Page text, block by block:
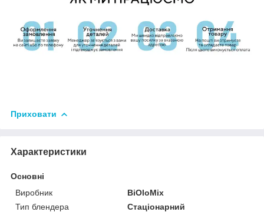
Приховати
Характеристики
Основні
Виробник
BiOloMix
Тип блендера
Стаціонарний